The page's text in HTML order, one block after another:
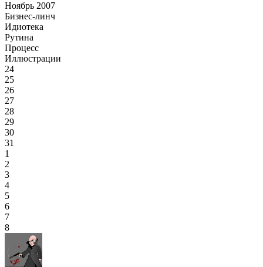
Ноябрь 2007
Бизнес-линч
Идиотека
Рутина
Процесс
Иллюстрации
24
25
26
27
28
29
30
31
1
2
3
4
5
6
7
8